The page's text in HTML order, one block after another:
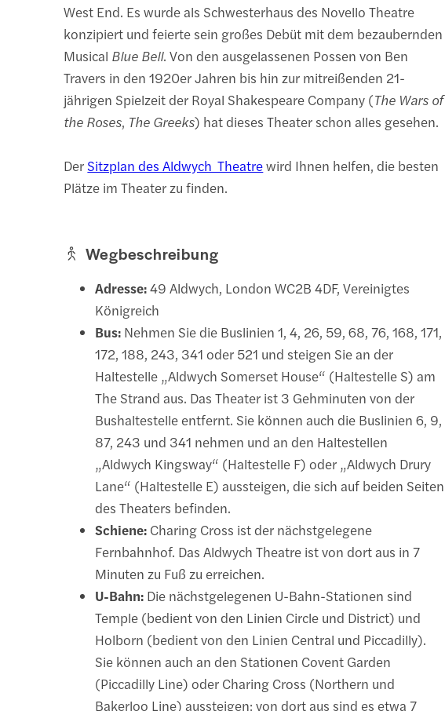
West End. Es wurde als Schwesterhaus des Novello Theatre
konzipiert und feierte sein großes Debüt mit dem bezaubernden
Musical Blue Bell. Von den ausgelassenen Possen von Ben
Travers in den 1920er Jahren bis hin zur mitreißenden 21-
jährigen Spielzeit der Royal Shakespeare Company (The Wars of
the Roses, The Greeks) hat dieses Theater schon alles gesehen.
Der Sitzplan des Aldwych Theatrewird Ihnen helfen, die besten
Plätze im Theater zu finden.
Wegbeschreibung
Adresse:49 Aldwych, London WC2B 4DF, Vereinigtes
Königreich
Bus: Nehmen Sie die Buslinien 1, 4, 26, 59, 68, 76, 168, 171,
172, 188, 243, 341 oder 521 und steigen Sie an der
Haltestelle „Aldwych Somerset House“ (Haltestelle S) am
The Strand aus. Das Theater ist 3 Gehminuten von der
Bushaltestelle entfernt. Sie können auch die Buslinien 6, 9,
87, 243 und 341 nehmen und an den Haltestellen
„Aldwych Kingsway“ (Haltestelle F) oder „Aldwych Drury
Lane“ (Haltestelle E) aussteigen, die sich auf beiden Seiten
des Theaters befinden.
Schiene: Charing Cross ist der nächstgelegene
Fernbahnhof. Das Aldwych Theatre ist von dort aus in 7
Minuten zu Fuß zu erreichen.
U-Bahn: Die nächstgelegenen U-Bahn-Stationen sind
Temple (bedient von den Linien Circle und District) und
Holborn (bedient von den Linien Central und Piccadilly).
Sie können auch an den Stationen Covent Garden
(Piccadilly Line) oder Charing Cross (Northern und
Bakerloo Line) aussteigen; von dort aus sind es etwa 7